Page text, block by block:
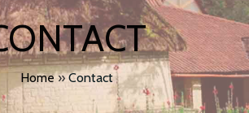
Home»Contact